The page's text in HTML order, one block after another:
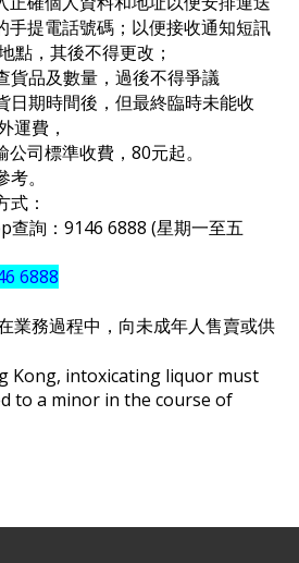
提電話號碼；以便接收通知短訊
點，其後不得更改；
貨品及數量，過後不得爭議
日期時間後，但最終臨時未能收
運費，
司標準收費，80元起。
。
：
詢：9146 6888 (星期一至五
6888
業務過程中，向未成年人售賣或供
Kong, intoxicating liquor must
to a minor in the course of